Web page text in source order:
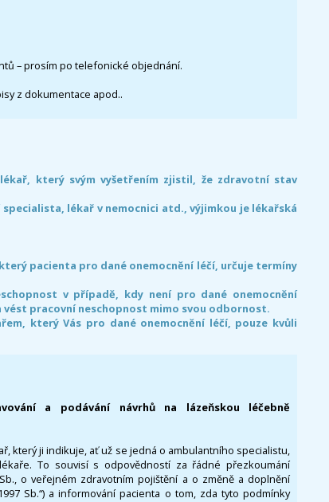
– prosím po telefonické objednání.
z dokumentace apod..
který svým vyšetřením zjistil, že zdravotní stav
lékař v nemocnici atd., výjimkou je lékařská
pacienta pro dané onemocnění léčí, určuje termíny
v případě, kdy není pro dané onemocnění
pracovní neschopnost mimo svou odbornost.
který Vás pro dané onemocnění léčí, pouze kvůli
a podávání návrhů na lázeňskou léčebně
který ji indikuje, ať už se jedná o ambulantního specialistu,
To souvisí s odpovědností za řádné přezkoumání
o veřejném zdravotním pojištění a o změně a doplnění
Sb.“) a informování pacienta o tom, zda tyto podmínky